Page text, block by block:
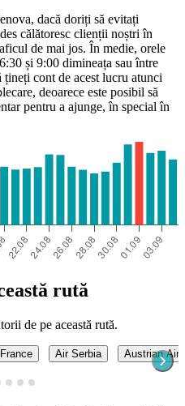
dacă doriți să evitați
călătoresc clienții noștri în
de mai jos. În medie, orele
și 9:00 dimineața sau între
cont de acest lucru atunci
deoarece este posibil să
pentru a ajunge, în special în
rută
de pe această rută.
Air Serbia Austrian